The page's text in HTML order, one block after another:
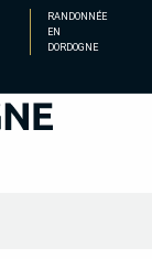
RANDONNÉE
EN
DORDOGNE